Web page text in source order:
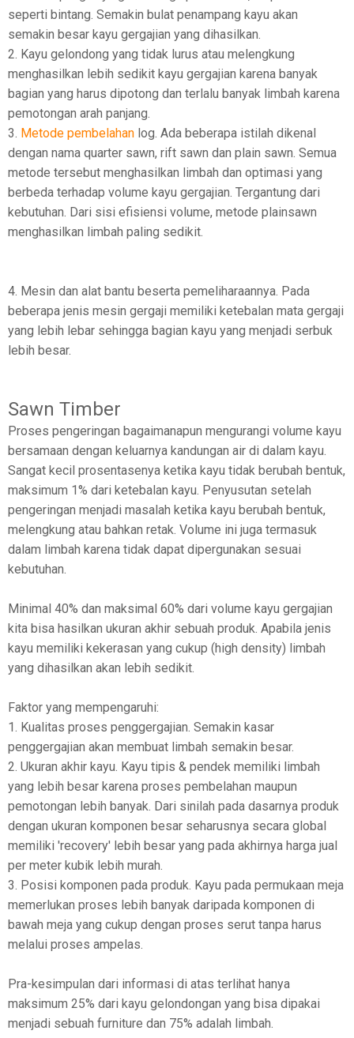
seperti bintang. Semakin bulat penampang kayu akan
semakin besar kayu gergajian yang dihasilkan.
2. Kayu gelondong yang tidak lurus atau melengkung
menghasilkan lebih sedikit kayu gergajian karena banyak
bagian yang harus dipotong dan terlalu banyak limbah karena
pemotongan arah panjang.
3. Metode pembelahan log. Ada beberapa istilah dikenal
dengan nama quarter sawn, rift sawn dan plain sawn. Semua
metode tersebut menghasilkan limbah dan optimasi yang
berbeda terhadap volume kayu gergajian. Tergantung dari
kebutuhan. Dari sisi efisiensi volume, metode plainsawn
menghasilkan limbah paling sedikit.
4. Mesin dan alat bantu beserta pemeliharaannya. Pada
beberapa jenis mesin gergaji memiliki ketebalan mata gergaji
yang lebih lebar sehingga bagian kayu yang menjadi serbuk
lebih besar.
Sawn Timber
Proses pengeringan bagaimanapun mengurangi volume kayu
bersamaan dengan keluarnya kandungan air di dalam kayu.
Sangat kecil prosentasenya ketika kayu tidak berubah bentuk,
maksimum 1% dari ketebalan kayu. Penyusutan setelah
pengeringan menjadi masalah ketika kayu berubah bentuk,
melengkung atau bahkan retak. Volume ini juga termasuk
dalam limbah karena tidak dapat dipergunakan sesuai
kebutuhan.
Minimal 40% dan maksimal 60% dari volume kayu gergajian
kita bisa hasilkan ukuran akhir sebuah produk. Apabila jenis
kayu memiliki kekerasan yang cukup (high density) limbah
yang dihasilkan akan lebih sedikit.
Faktor yang mempengaruhi:
1. Kualitas proses penggergajian. Semakin kasar
penggergajian akan membuat limbah semakin besar.
2. Ukuran akhir kayu. Kayu tipis & pendek memiliki limbah
yang lebih besar karena proses pembelahan maupun
pemotongan lebih banyak. Dari sinilah pada dasarnya produk
dengan ukuran komponen besar seharusnya secara global
memiliki 'recovery' lebih besar yang pada akhirnya harga jual
per meter kubik lebih murah.
3. Posisi komponen pada produk. Kayu pada permukaan meja
memerlukan proses lebih banyak daripada komponen di
bawah meja yang cukup dengan proses serut tanpa harus
melalui proses ampelas.
Pra-kesimpulan dari informasi di atas terlihat hanya
maksimum 25% dari kayu gelondongan yang bisa dipakai
menjadi sebuah furniture dan 75% adalah limbah.